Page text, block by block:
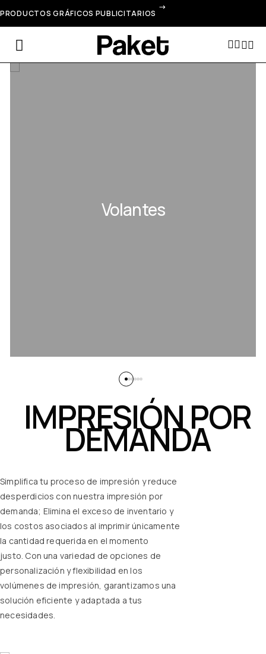
PRODUCTOS GRÁFICOS PUBLICITARIOS
Volantes
IMPRESIÓN POR
DEMANDA
Simplifica tu proceso de impresión y reduce
desperdicios con nuestra impresión por
demanda; Elimina el exceso de inventario y
los costos asociados al imprimir únicamente
la cantidad requerida en el momento
justo. Con una variedad de opciones de
personalización y flexibilidad en los
volúmenes de impresión, garantizamos una
solución eficiente y adaptada a tus
necesidades.